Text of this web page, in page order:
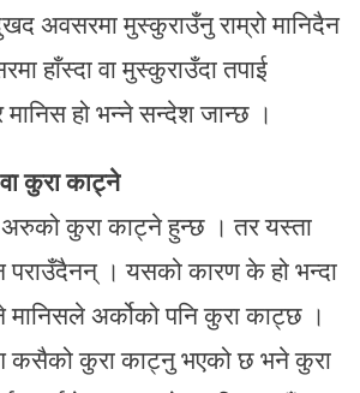
अवसरमा मुस्कुराउँनु राम्रो मानिदैन
हाँस्दा वा मुस्कुराउँदा तपाई
हो भन्ने सन्देश जान्छ ।
कुरा काट्ने
कुरा काट्ने हुन्छ । तर यस्ता
पराउँदैनन् । यसको कारण के हो भन्दा
अर्कोको पनि कुरा काट्छ ।
कसैको कुरा काट्नु भएको छ भने कुरा